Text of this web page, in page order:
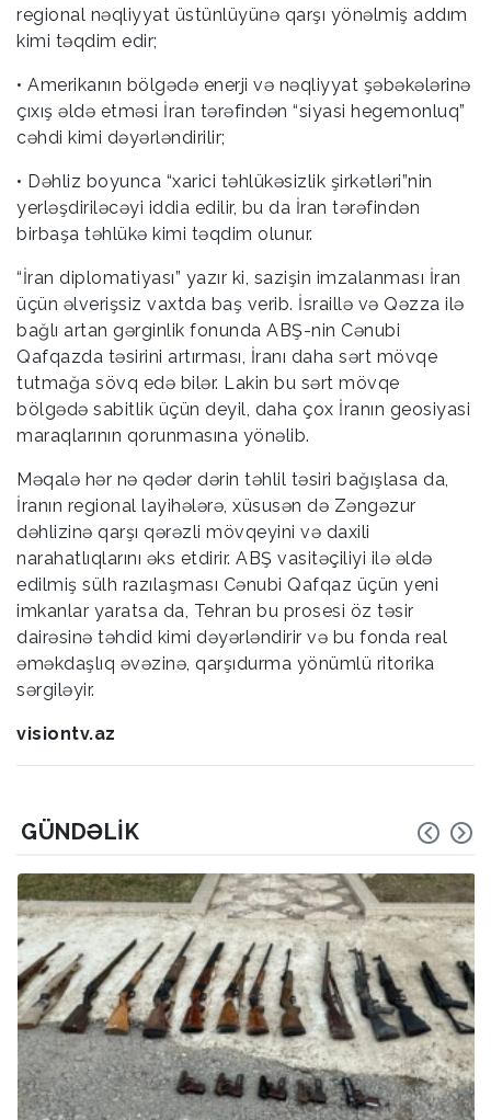
regional nəqliyyat üstünlüyünə qarşı yönəlmiş addım
kimi təqdim edir;
• Amerikanın bölgədə enerji və nəqliyyat şəbəkələrinə
çıxış əldə etməsi İran tərəfindən “siyasi hegemonluq”
cəhdi kimi dəyərləndirilir;
• Dəhliz boyunca “xarici təhlükəsizlik şirkətləri”nin
yerləşdiriləcəyi iddia edilir, bu da İran tərəfindən
birbaşa təhlükə kimi təqdim olunur.
“İran diplomatiyası” yazır ki, sazişin imzalanması İran
üçün əlverişsiz vaxtda baş verib. İsraillə və Qəzza ilə
bağlı artan gərginlik fonunda ABŞ-nin Cənubi
Qafqazda təsirini artırması, İranı daha sərt mövqe
tutmağa sövq edə bilər. Lakin bu sərt mövqe
bölgədə sabitlik üçün deyil, daha çox İranın geosiyasi
maraqlarının qorunmasına yönəlib.
Məqalə hər nə qədər dərin təhlil təsiri bağışlasa da,
İranın regional layihələrə, xüsusən də Zəngəzur
dəhlizinə qarşı qərəzli mövqeyini və daxili
narahatlıqlarını əks etdirir. ABŞ vasitəçiliyi ilə əldə
edilmiş sülh razılaşması Cənubi Qafqaz üçün yeni
imkanlar yaratsa da, Tehran bu prosesi öz təsir
dairəsinə təhdid kimi dəyərləndirir və bu fonda real
əməkdaşlıq əvəzinə, qarşıdurma yönümlü ritorika
sərgiləyir.
visiontv.az
GÜNDƏLIK